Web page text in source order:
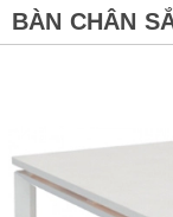
BÀN CHÂN